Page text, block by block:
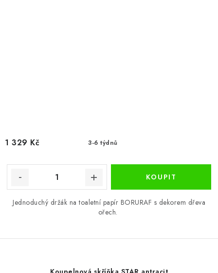
3-6 týdnů
1 329 Kč
Jednoduchý držák na toaletní papír BORURAF s dekorem dřeva
ořech.